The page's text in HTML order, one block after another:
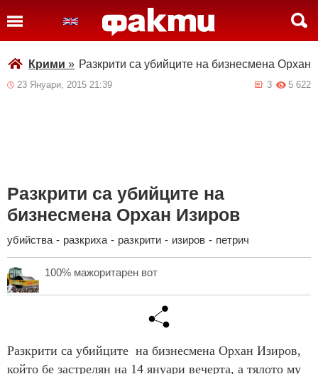
Крими » Разкрити са убийците на бизнесмена Орхан
23 Януари, 2015 21:39 5 622
3
Разкрити са убийците на
бизнесмена Орхан Изиров
убийства - разкриха - разкрити - изиров - петрич
100% мажоритарен вот
Разкрити са убийците на бизнесмена Орхан Изиров,
който бе застрелян на 14 януари вечерта, а тялото му